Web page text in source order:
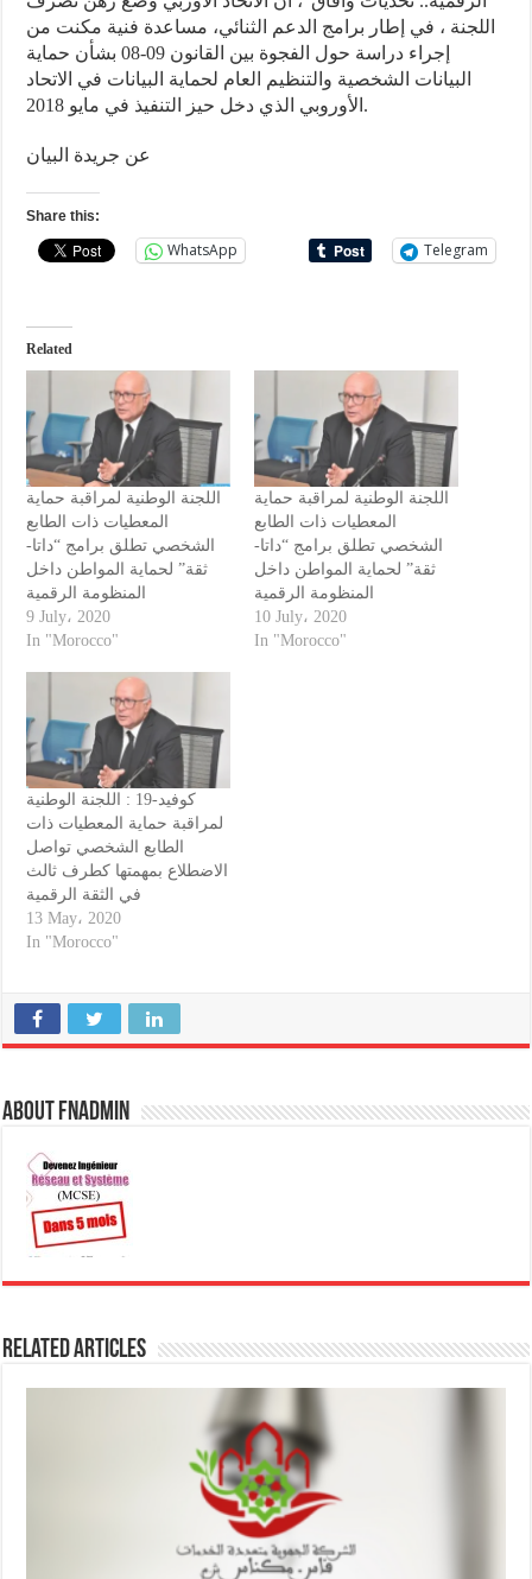
اللجنة ، في إطار برامج الدعم الثنائي، مساعدة فنية مكنت من
إجراء دراسة حول الفجوة بين القانون 09-08 بشأن حماية
البيانات الشخصية والتنظيم العام لحماية البيانات في الاتحاد
الأوروبي الذي دخل حيز التنفيذ في مايو 2018.
عن جريدة البيان
Share this:
WhatsApp Telegram
Related
اللجنة الوطنية لمراقبة حماية
المعطيات ذات الطابع
الشخصي تطلق برامج “داتا-
ثقة” لحماية المواطن داخل
المنظومة الرقمية
9 July، 2020
In "Morocco"
اللجنة الوطنية لمراقبة حماية
المعطيات ذات الطابع
الشخصي تطلق برامج “داتا-
ثقة” لحماية المواطن داخل
المنظومة الرقمية
10 July، 2020
In "Morocco"
كوفيد-19 : اللجنة الوطنية
لمراقبة حماية المعطيات ذات
الطابع الشخصي تواصل
الاضطلاع بمهمتها كطرف ثالث
في الثقة الرقمية
13 May، 2020
In "Morocco"
About fnadmin
Related Articles